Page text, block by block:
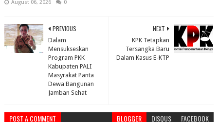
August 06, 2026 0
NEXT
KPK Tetapkan
Tersangka Baru
Dalam Kasus E-KTP
PREVIOUS
Dalam
Mensukseskan
Program PKK
Kabupaten PALI
Masyrakat Panta
Dewa Bangunan
Jamban Sehat
POST A COMMENT BLOGGER DISQUS FACEBOOK